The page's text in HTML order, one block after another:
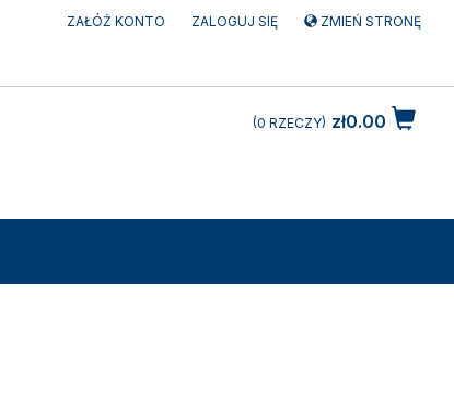
ZAŁÓŻ KONTO ZALOGUJ SIĘ ZMIEŃ STRONĘ
zł0.00
0 RZECZY